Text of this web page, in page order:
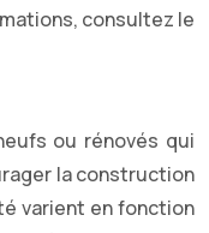
consultez le
ou rénovés qui
la construction
varient en fonction